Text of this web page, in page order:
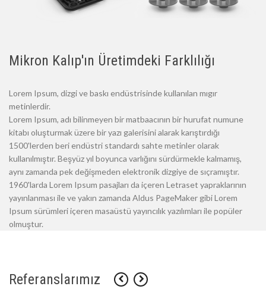
Mikron Kalıp'ın Üretimdeki Farklılığı
Lorem Ipsum, dizgi ve baskı endüstrisinde kullanılan mıgır
metinlerdir.
Lorem Ipsum, adı bilinmeyen bir matbaacının bir hurufat numune
kitabı oluşturmak üzere bir yazı galerisini alarak karıştırdığı
1500'lerden beri endüstri standardı sahte metinler olarak
kullanılmıştır. Beşyüz yıl boyunca varlığını sürdürmekle kalmamış,
aynı zamanda pek değişmeden elektronik dizgiye de sıçramıştır.
1960'larda Lorem Ipsum pasajları da içeren Letraset yapraklarının
yayınlanması ile ve yakın zamanda Aldus PageMaker gibi Lorem
Ipsum sürümleri içeren masaüstü yayıncılık yazılımları ile popüler
olmuştur.
Referanslarımız